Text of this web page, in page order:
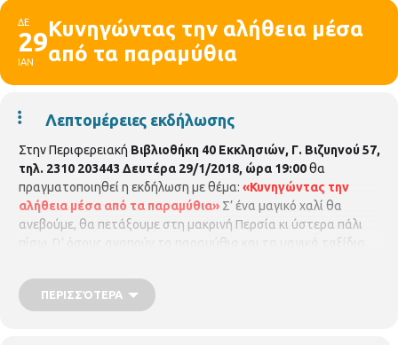
ΔΕ
29
ΙΑΝ
Κυνηγώντας την αλήθεια μέσα
από τα παραμύθια
Λεπτομέρειες εκδήλωσης
Στην Περιφερειακή Βιβλιοθήκη 40 Εκκλησιών, Γ. Βιζυηνού 57,
τηλ. 2310 203443 Δευτέρα 29/1/2018, ώρα 19:00θα
πραγματοποιηθεί η εκδήλωση με θέμα: «Κυνηγώντας την
αλήθεια μέσα από τα παραμύθια» Σ’ ένα μαγικό χαλί θα
ανεβούμε, θα πετάξουμε στη μακρινή Περσία κι ύστερα πάλι
πίσω. Γι’ όσους αγαπούν τα παραμύθια και τα μαγικά ταξίδια.
ΜουσικήΜάνος Μιριάγκος.
ΠΕΡΙΣΣΌΤΕΡΑ